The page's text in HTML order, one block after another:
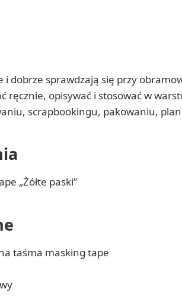
i dobrze sprawdzają się przy
ręcznie, opisywać i stosować w
scrapbookingu, pakowaniu,
„Żółte paski”
taśma masking tape